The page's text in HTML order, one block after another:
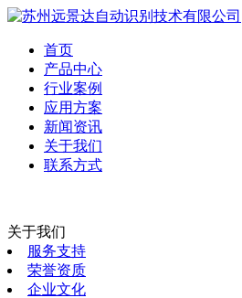
首页
产品中心
行业案例
应用方案
新闻资讯
关于我们
联系方式
关于我们
服务支持
荣誉资质
企业文化